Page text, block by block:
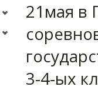
21мая в
3-4-ых